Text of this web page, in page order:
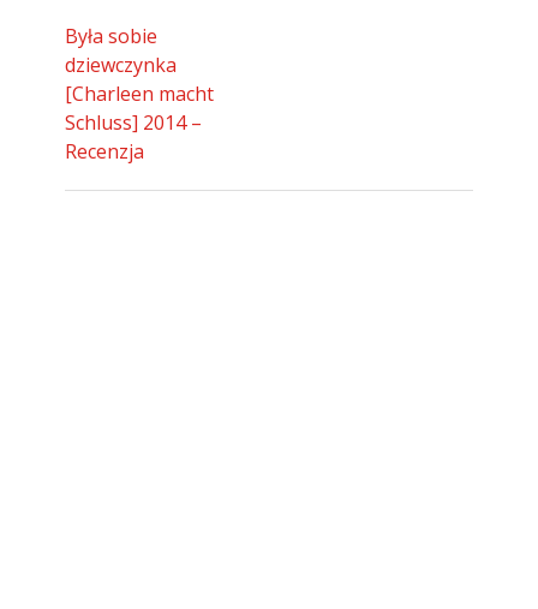
Była sobie
dziewczynka
[Charleen macht
Schluss] 2014 –
Recenzja